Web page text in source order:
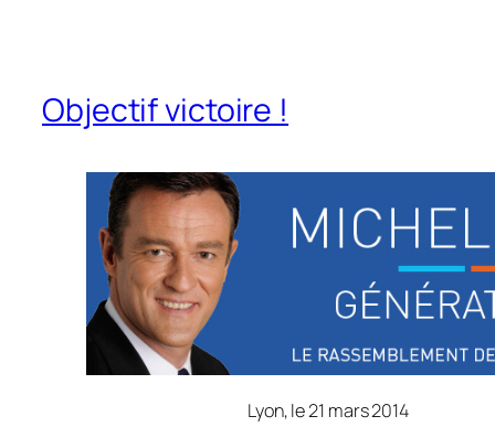
Objectif victoire !
Lyon, le 21 mars 2014